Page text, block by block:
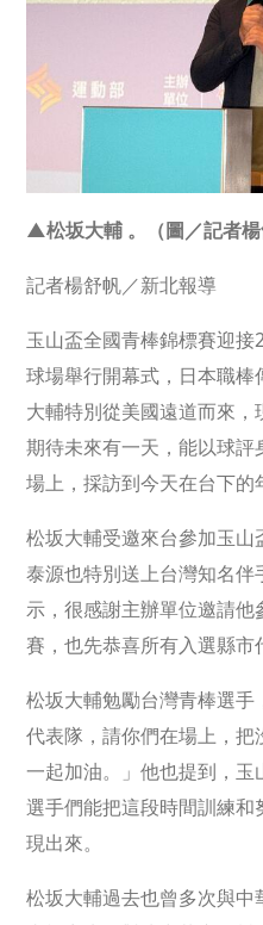
▲松坂大輔 。（圖／記者楊
記者楊舒帆／新北報導
玉山盃全國青棒錦標賽迎
球場舉行開幕式，日本職
大輔特別從美國遠道而來
期待未來有一天，能以球
場上，採訪到今天在台下的
松坂大輔受邀來台參加玉
泰源也特別送上台灣知名
示，很感謝主辦單位邀請
賽，也先恭喜所有入選縣市
松坂大輔勉勵台灣青棒選
代表隊，請你們在場上，
一起加油。」他也提到，
選手們能把這段時間訓練
現出來。
松坂大輔過去也曾多次與